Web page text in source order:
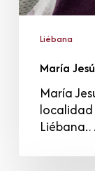
Liébana
María
María
localidad